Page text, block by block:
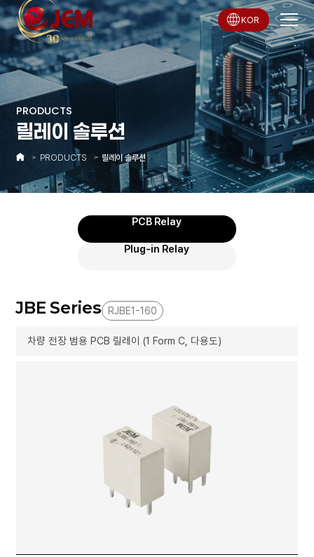
KOR
PRODUCTS
릴레이 솔루션
PRODUCTS 릴레이 솔루션
PCB Relay
Plug-in Relay
JBE Series RJBE1-160
차량 전장 범용 PCB 릴레이 (1 Form C, 다용도)